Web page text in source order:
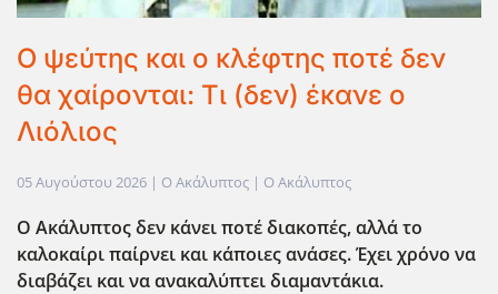
Ο ψεύτης και ο κλέφτης ποτέ δεν
θα χαίρονται: Τι (δεν) έκανε ο
Λιόλιος
05 Αυγούστου 2026 | Ο Ακάλυπτος | Ο Ακάλυπτος
Ο Ακάλυπτος δεν κάνει ποτέ διακοπές, αλλά το
καλοκαίρι παίρνει και κάποιες ανάσες. Έχει χρόνο να
διαβάζει και να ανακαλύπτει διαμαντάκια.